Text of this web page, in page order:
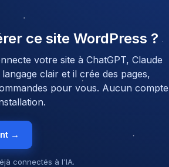
ce site WordPress ?
votre site à ChatGPT, Claude
clair et il crée des pages,
pour vous. Aucun compte
→
connectés à l'IA.